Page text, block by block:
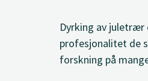
Dyrking av juletrær
profesjonalitet de
forskning på